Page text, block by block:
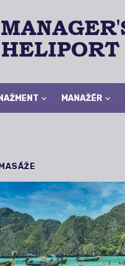
MANAŽÉR
MASÁŽE